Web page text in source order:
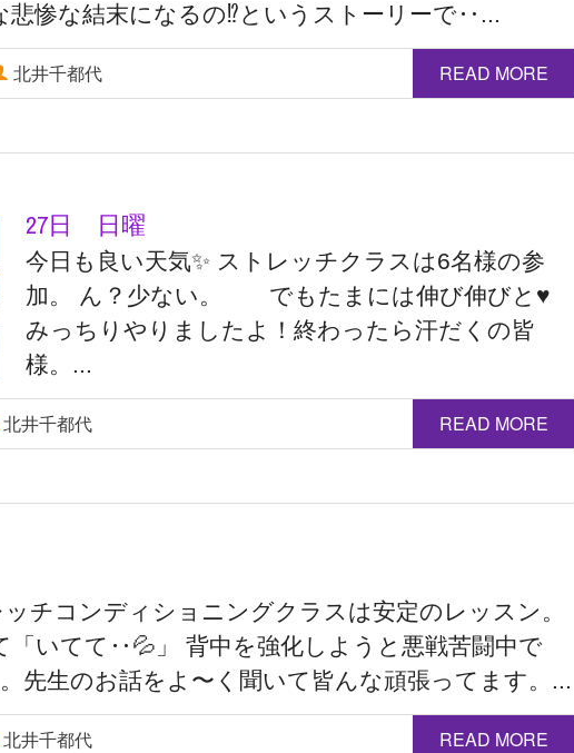
悲惨な結末になるの⁉︎というストーリーで‥...
北井千都代 READ MORE
27日 日曜
今日も良い天気✨ ストレッチクラスは6名様の参
加。 ん？少ない。 でもたまには伸び伸びと♥️
みっちりやりましたよ！終わったら汗だくの皆
様。...
北井千都代 READ MORE
チコンディショニングクラスは安定のレッスン。
「いてて‥💦」 背中を強化しようと悪戦苦闘中で
先生のお話をよ〜く聞いて皆んな頑張ってます。...
北井千都代 READ MORE